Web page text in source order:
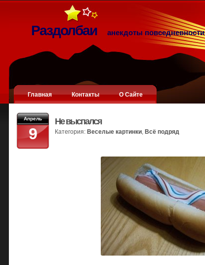
Раздолбаи анекдоты повседневности
Главная Контакты О Сайте
Апрель
9
Не выспался
Категория: Веселые картинки, Всё подряд